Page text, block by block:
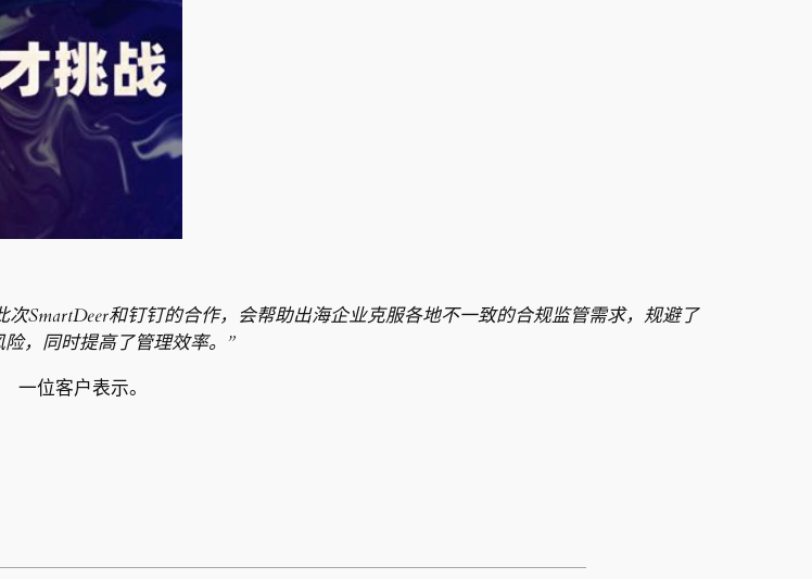
SmartDeer和钉钉的合作，会帮助出海企业克服各地不一致的合规监管需求，规避了
，同时提高了管理效率。”
一位客户表示。